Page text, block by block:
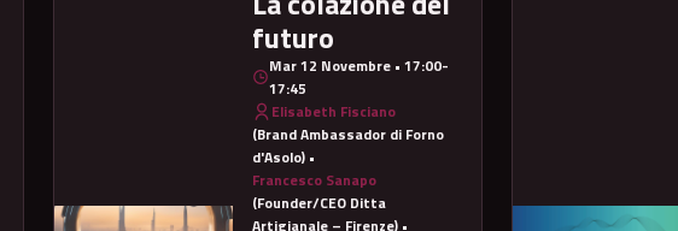
futuro
Mar 12 Novembre • 17:00-
17:45
Elisabeth Fisciano
(Brand Ambassador di Forno
d'Asolo) •
Francesco Sanapo
(Founder/CEO Ditta
Artigianale – Firenze) •